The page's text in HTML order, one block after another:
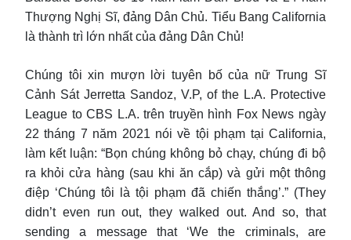
Thượng Nghị Sĩ, đảng Dân Chủ. Tiểu Bang California
là thành trì lớn nhất của đảng Dân Chủ!
Chúng tôi xin mượn lời tuyên bố của nữ Trung Sĩ
Cảnh Sát Jerretta Sandoz, V.P, of the L.A. Protective
League to CBS L.A. trên truyền hình Fox News ngày
22 tháng 7 năm 2021 nói về tội phạm tại California,
làm kết luận: “Bọn chúng không bỏ chạy, chúng đi bộ
ra khỏi cửa hàng (sau khi ăn cắp) và gửi một thông
điệp ‘Chúng tôi là tội phạm đã chiến thắng’.” (They
didn’t even run out, they walked out. And so, that
sending a message that ‘We the criminals, are